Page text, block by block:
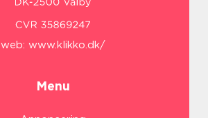
web: www.klikko.dk/
Menu